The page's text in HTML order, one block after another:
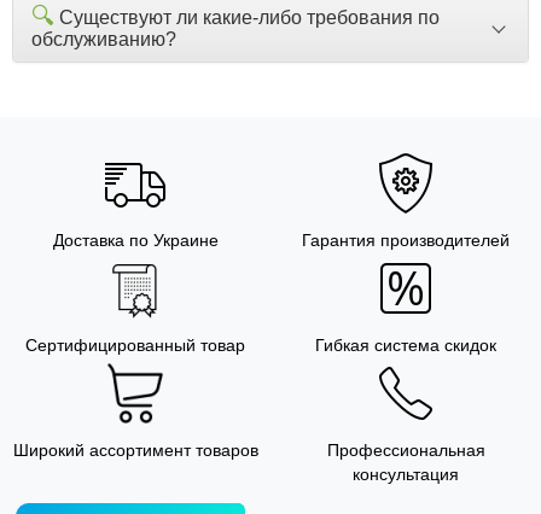
🔍 Существуют ли какие-либо требования по
обслуживанию?
Доставка по Украине Гарантия производителей
Сертифицированный товар Гибкая система скидок
Широкий ассортимент товаров
Профессиональная
консультация